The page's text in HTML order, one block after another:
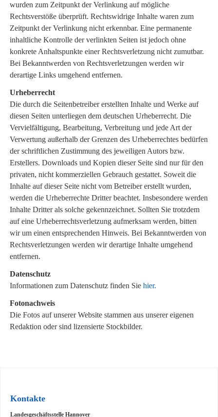
wurden zum Zeitpunkt der Verlinkung auf mögliche
Rechtsverstöße überprüft. Rechtswidrige Inhalte waren zum
Zeitpunkt der Verlinkung nicht erkennbar. Eine permanente
inhaltliche Kontrolle der verlinkten Seiten ist jedoch ohne
konkrete Anhaltspunkte einer Rechtsverletzung nicht zumutbar.
Bei Bekanntwerden von Rechtsverletzungen werden wir
derartige Links umgehend entfernen.
Urheberrecht
Die durch die Seitenbetreiber erstellten Inhalte und Werke auf
diesen Seiten unterliegen dem deutschen Urheberrecht. Die
Vervielfältigung, Bearbeitung, Verbreitung und jede Art der
Verwertung außerhalb der Grenzen des Urheberrechtes bedürfen
der schriftlichen Zustimmung des jeweiligen Autors bzw.
Erstellers. Downloads und Kopien dieser Seite sind nur für den
privaten, nicht kommerziellen Gebrauch gestattet. Soweit die
Inhalte auf dieser Seite nicht vom Betreiber erstellt wurden,
werden die Urheberrechte Dritter beachtet. Insbesondere werden
Inhalte Dritter als solche gekennzeichnet. Sollten Sie trotzdem
auf eine Urheberrechtsverletzung aufmerksam werden, bitten
wir um einen entsprechenden Hinweis. Bei Bekanntwerden von
Rechtsverletzungen werden wir derartige Inhalte umgehend
entfernen.
Datenschutz
Informationen zum Datenschutz finden Sie hier.
Fotonachweis
Die Fotos auf unserer Website stammen aus unserer eigenen
Redaktion oder sind lizensierte Stockbilder.
Kontakte
Landesgeschäftsstelle Hannover